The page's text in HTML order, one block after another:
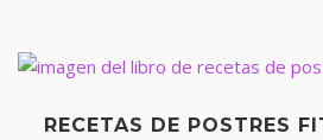
RECETAS DE POSTRES